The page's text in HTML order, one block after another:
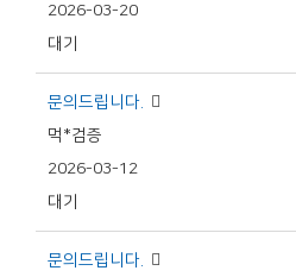
2026-03-20
대기
문의드립니다.
먹*검증
2026-03-12
대기
문의드립니다.